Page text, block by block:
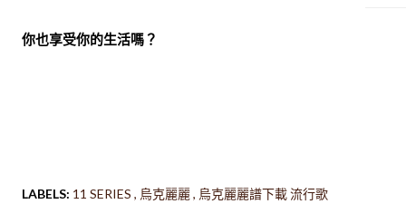
你也享受你的生活嗎？
LABELS: 11 SERIES 烏克麗麗 烏克麗麗譜下載 流行歌